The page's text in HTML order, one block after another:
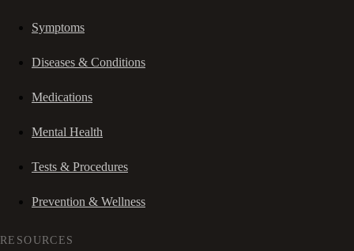
Symptoms
Diseases & Conditions
Medications
Mental Health
Tests & Procedures
Prevention & Wellness
RESOURCES